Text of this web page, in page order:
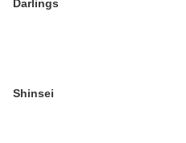
Darlings
Shinsei